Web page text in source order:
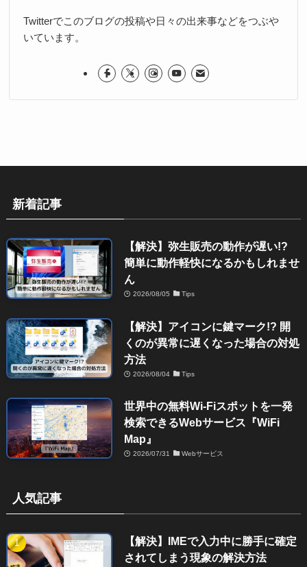
Twitterでこのブログの投稿や日々の出来事などをつぶや
いています。
新着記事
【解決】弥生販売の動作が遅い!?
簡単に動作軽快になるかもしれませ
ん
2026/08/05 Tips
【解決】アイコンに鍵マーク!? 開
くのが異常に遅くなった場合の対処
方法
2026/08/04 Tips
世界中の無料Wi-Fiスポットを一発
検索できるWebサービス『WiFi
Map』
2026/07/31 Webサービス
人気記事
【解決】IMEで入力中に勝手に確定
されてしまう現象の解決方法